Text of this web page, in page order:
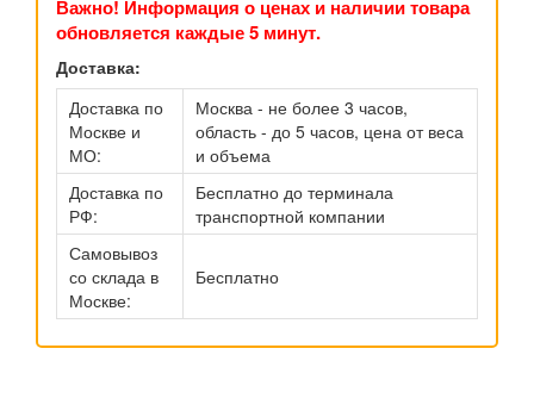
Важно! Информация о ценах и наличии товара
обновляется каждые 5 минут.
Доставка:
Доставка по
Москве и
МО:
Москва - не более 3 часов,
область - до 5 часов, цена от веса
и объема
Доставка по
РФ:
Бесплатно до терминала
транспортной компании
Самовывоз
со склада в
Москве:
Бесплатно